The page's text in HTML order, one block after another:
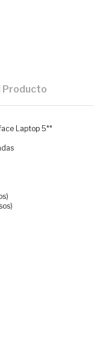
Producto
Laptop 5**